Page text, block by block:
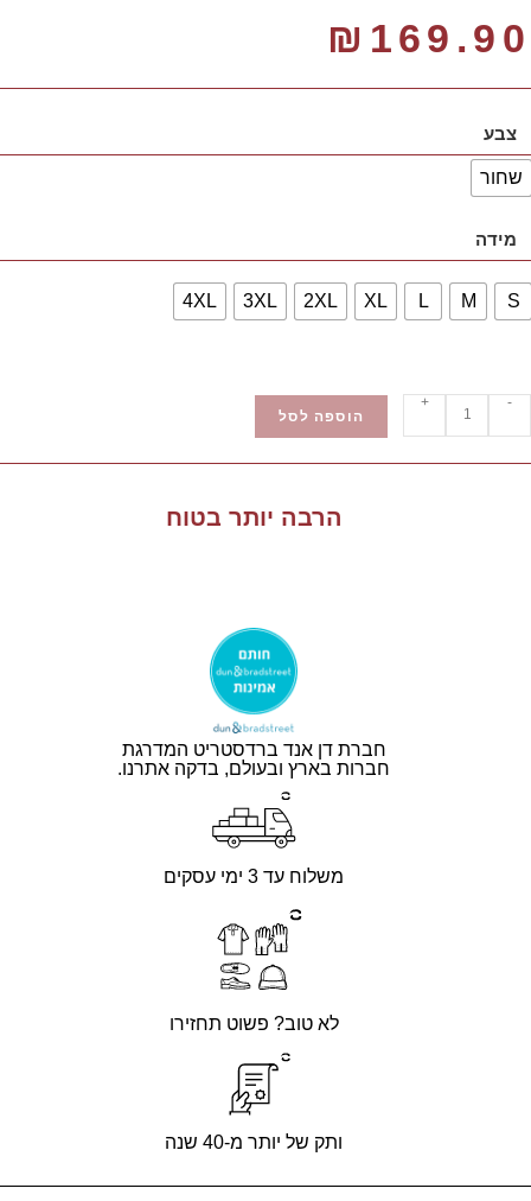
₪ 169.90
צבע
שחור
מידה
S
M
L
XL
2XL
3XL
4XL
-
+
הוספה לסל
הרבה יותר בטוח
חברת דן אנד ברדסטריט המדרגת
חברות בארץ ובעולם, בדקה אתרנו.
משלוח עד 3 ימי עסקים
לא טוב? פשוט תחזירו
ותק של יותר מ-40 שנה